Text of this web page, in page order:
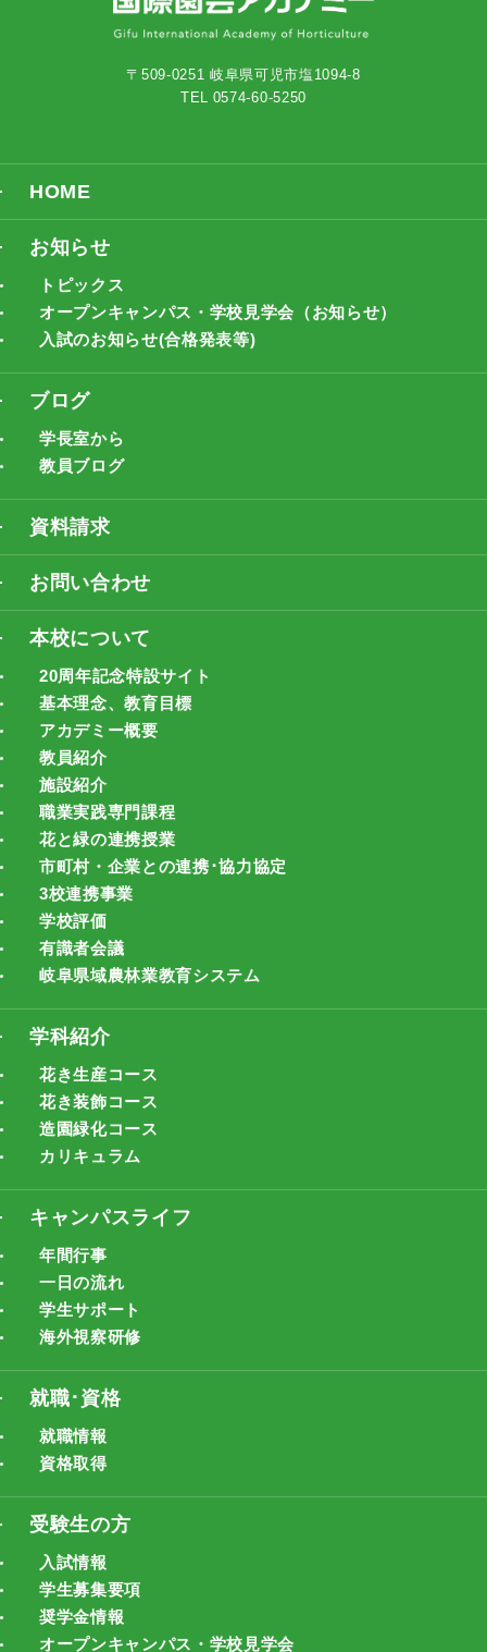
〒509-0251 岐阜県可児市塩1094-8
TEL 0574-60-5250
HOME
お知らせ
トピックス
オープンキャンパス・学校見学会（お知らせ）
入試のお知らせ(合格発表等)
ブログ
学長室から
教員ブログ
資料請求
お問い合わせ
本校について
20周年記念特設サイト
基本理念、教育目標
アカデミー概要
教員紹介
施設紹介
職業実践専門課程
花と緑の連携授業
市町村・企業との連携･協力協定
3校連携事業
学校評価
有識者会議
岐阜県域農林業教育システム
学科紹介
花き生産コース
花き装飾コース
造園緑化コース
カリキュラム
キャンパスライフ
年間行事
一日の流れ
学生サポート
海外視察研修
就職･資格
就職情報
資格取得
受験生の方
入試情報
学生募集要項
奨学金情報
オープンキャンパス・学校見学会